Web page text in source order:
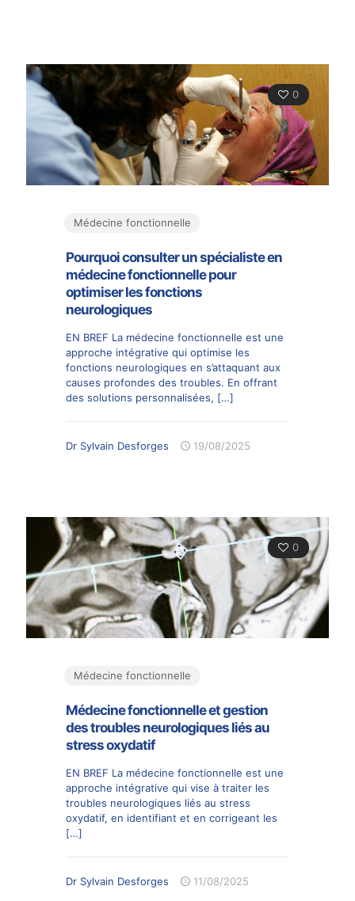
0
Médecine fonctionnelle
Pourquoi consulter un spécialiste en
médecine fonctionnelle pour
optimiser les fonctions
neurologiques
EN BREF La médecine fonctionnelle est une
approche intégrative qui optimise les
fonctions neurologiques en s’attaquant aux
causes profondes des troubles. En offrant
des solutions personnalisées, […]
Dr Sylvain Desforges 19/08/2025
0
Médecine fonctionnelle
Médecine fonctionnelle et gestion
des troubles neurologiques liés au
stress oxydatif
EN BREF La médecine fonctionnelle est une
approche intégrative qui vise à traiter les
troubles neurologiques liés au stress
oxydatif, en identifiant et en corrigeant les
[…]
Dr Sylvain Desforges 11/08/2025